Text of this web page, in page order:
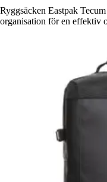
Ryggsäcken Eastpak
organisation för en effektiv